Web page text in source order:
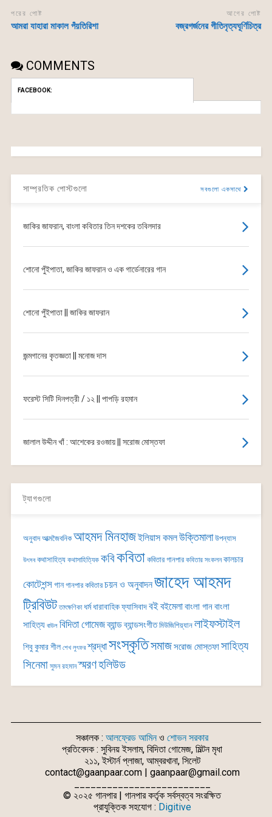
পরের পোষ্ট
আমরা যাহারা মাকাল পঁয়তিরিশা
আগের পোষ্ট
বজ্রগর্জনের গীতিনৃত্যঘূর্ণিচিত্র
COMMENTS
FACEBOOK:
সাম্প্রতিক পোস্টগুলো সবগুলো একসাথে
জাকির জাফরান, বাংলা কবিতার তিন দশকের তবিলদার
শোনো পুঁইপাতা, জাকির জাফরান ও এক গার্ডেনারের গান
শোনো পুঁইপাতা || জাকির জাফরান
জন্মগানের কৃতজ্ঞতা || মনোজ দাস
ফরেস্ট সিটি দিনপত্রী / ১২ || পাপড়ি রহমান
জালাল উদ্দীন খাঁ : আশেকের রওজায় || সরোজ মোস্তফা
ট্যাগগুলো
অনুবাদ আত্মজৈবনিক আহমদ মিনহাজইলিয়াস কমলউক্তিমালা উপন্যাস
উৎসব কথাসাহিত্য কথাসাহিত্যিক কবিকবিতা কবিতার গানপার কবিতার সংকলন কালচার
কোটেশন্সগান গানপার কবিতার চয়ন ও অনুবাদনজাহেদ আহমদ
ট্রিবিউট তাৎক্ষণিকা ধর্ম ধারাবাহিকফ্যাসিবাদবইবইমেলাবাংলা গানবাংলা
সাহিত্য বাউল বিদিতা গোমেজব্যান্ডব্যান্ডসংগীত মিউজিশিয়্যান লাইফস্টাইল
শিবু কুমার শীল শেখ লুৎফর শ্রদ্ধাসংস্কৃতিসমাজসরোজ মোস্তফাসাহিত্য
সিনেমা সুমন রহমান স্মরণহলিউড
সঞ্চালক : আলফ্রেড আমিনও শোভন সরকার
প্রতিবেদক : সুবিনয় ইসলাম, বিদিতা গোমেজ, মিল্টন মৃধা
২১১, ইস্টার্ন প্লাজা, আম্বরখানা, সিলেট
contact@gaanpaar.com | gaanpaar@gmail.com
© ২০২৫ গানপার | গানপার কর্তৃক সর্বস্বত্ব সংরক্ষিত
প্রাযুক্তিক সহযোগ : Digitive